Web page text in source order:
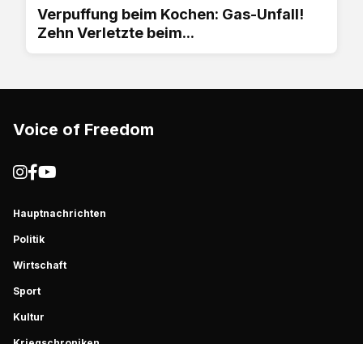
Verpuffung beim Kochen: Gas-Unfall!
Zehn Verletzte beim...
Voice of Freedom
Hauptnachrichten
Politik
Wirtschaft
Sport
Kultur